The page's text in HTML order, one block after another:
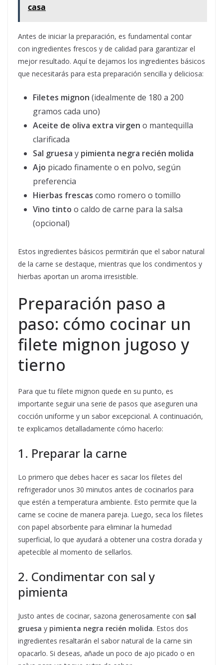
casa
Antes de iniciar la preparación, es fundamental contar
con ingredientes frescos y de calidad para garantizar el
mejor resultado. Aquí te dejamos los ingredientes básicos
que necesitarás para esta preparación sencilla y deliciosa:
Filetes mignon (idealmente de 180 a 200
gramos cada uno)
Aceite de oliva extra virgen o mantequilla
clarificada
Sal gruesa y pimienta negra recién molida
Ajo picado finamente o en polvo, según
preferencia
Hierbas frescas como romero o tomillo
Vino tinto o caldo de carne para la salsa
(opcional)
Estos ingredientes básicos permitirán que el sabor natural
de la carne se destaque, mientras que los condimentos y
hierbas aportan un aroma irresistible.
Preparación paso a
paso: cómo cocinar un
filete mignon jugoso y
tierno
Para que tu filete mignon quede en su punto, es
importante seguir una serie de pasos que aseguren una
cocción uniforme y un sabor excepcional. A continuación,
te explicamos detalladamente cómo hacerlo:
1. Preparar la carne
Lo primero que debes hacer es sacar los filetes del
refrigerador unos 30 minutos antes de cocinarlos para
que estén a temperatura ambiente. Esto permite que la
carne se cocine de manera pareja. Luego, seca los filetes
con papel absorbente para eliminar la humedad
superficial, lo que ayudará a obtener una costra dorada y
apetecible al momento de sellarlos.
2. Condimentar con sal y
pimienta
Justo antes de cocinar, sazona generosamente con sal
gruesa y pimienta negra recién molida. Estos dos
ingredientes resaltarán el sabor natural de la carne sin
opacarlo. Si deseas, añade un poco de ajo picado o en